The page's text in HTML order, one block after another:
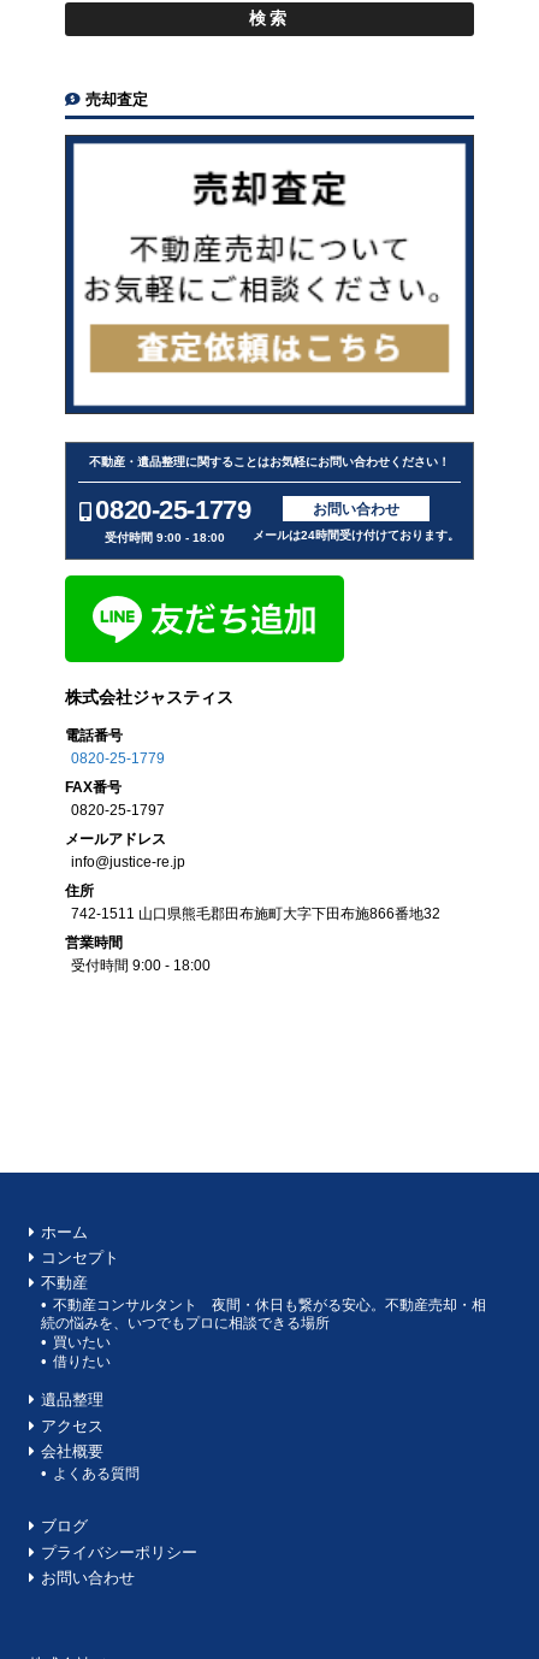
売却査定
不動産・遺品整理に関することはお気軽にお問い合わせください！
0820-25-1779
受付時間 9:00 - 18:00
お問い合わせ
メールは24時間受け付けております。
株式会社ジャスティス
電話番号
0820-25-1779
FAX番号
0820-25-1797
メールアドレス
info@justice-re.jp
住所
742-1511 山口県熊毛郡田布施町大字下田布施866番地32
営業時間
受付時間 9:00 - 18:00
ホーム
コンセプト
不動産
不動産コンサルタント 夜間・休日も繋がる安心。不動産売却・相
続の悩みを、いつでもプロに相談できる場所
買いたい
借りたい
遺品整理
アクセス
会社概要
よくある質問
ブログ
プライバシーポリシー
お問い合わせ